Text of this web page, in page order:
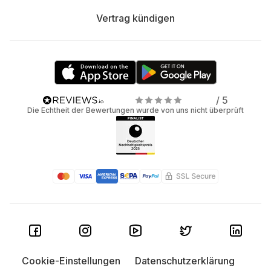
Vertrag kündigen
/ 5
Die Echtheit der Bewertungen wurde von uns nicht überprüft
Cookie-Einstellungen
Datenschutzerklärung